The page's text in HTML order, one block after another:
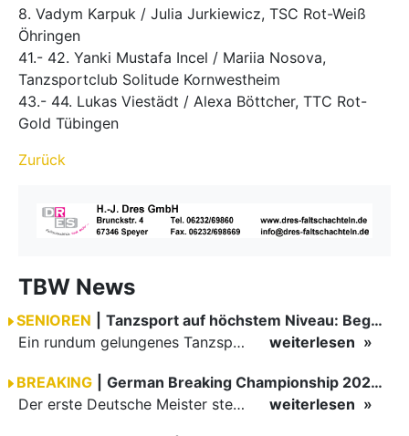
8. Vadym Karpuk / Julia Jurkiewicz, TSC Rot-Weiß
Öhringen
41.- 42. Yanki Mustafa Incel / Mariia Nosova,
Tanzsportclub Solitude Kornwestheim
43.- 44. Lukas Viestädt / Alexa Böttcher, TTC Rot-
Gold Tübingen
Zurück
TBW News
SENIOREN
Tanzsport auf höchstem Niveau: Begeisterung bei den Turnieren in…
Ein rundum gelungenes Tanzsport-Wochenende liegt hinter den Paaren und Organisatoren in Enzklösterle. Am 1. und 2. August 2026 verwandelte sich die Festhalle wieder in einen lebendigen Mittelpunkt des…
weiterlesen
BREAKING
German Breaking Championship 2026 in Hannover
Der erste Deutsche Meister steht fest B-Boy Roman siegt bei den Juniors
weiterlesen